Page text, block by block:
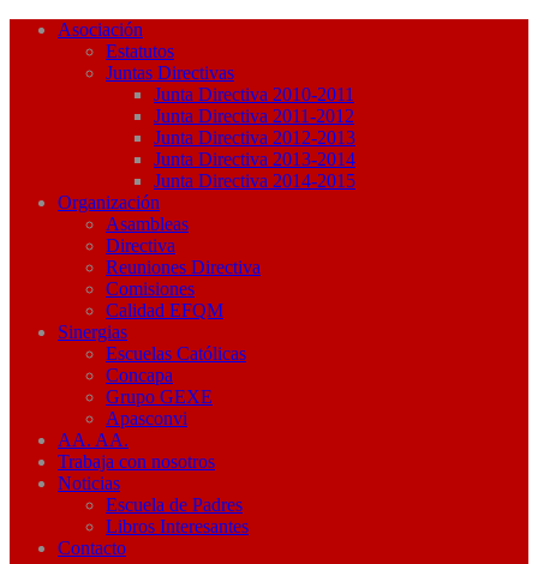
Asociación
Estatutos
Juntas Directivas
Junta Directiva 2010-2011
Junta Directiva 2011-2012
Junta Directiva 2012-2013
Junta Directiva 2013-2014
Junta Directiva 2014-2015
Organización
Asambleas
Directiva
Reuniones Directiva
Comisiones
Calidad EFQM
Sinergias
Escuelas Católicas
Concapa
Grupo GEXE
Apasconvi
AA. AA.
Trabaja con nosotros
Noticias
Escuela de Padres
Libros Interesantes
Contacto